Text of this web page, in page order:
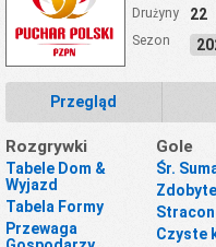
Drużyny 22
Sezon
Przegląd
Rozgrywki
Tabele Dom &
Wyjazd
Tabela Formy
Przewaga
Gole
Śr.
Czyste